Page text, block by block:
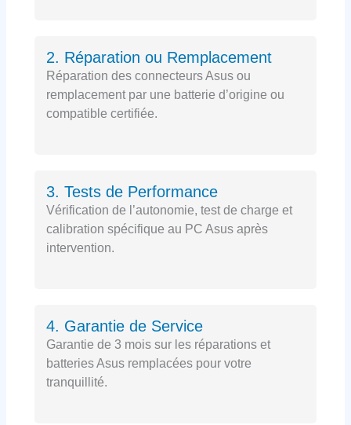
2. Réparation ou Remplacement
Réparation des connecteurs Asus ou
remplacement par une batterie d’origine ou
compatible certifiée.
3. Tests de Performance
Vérification de l’autonomie, test de charge et
calibration spécifique au PC Asus après
intervention.
4. Garantie de Service
Garantie de 3 mois sur les réparations et
batteries Asus remplacées pour votre
tranquillité.